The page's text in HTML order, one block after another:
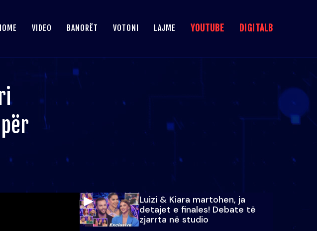
VIDEO BANORËT VOTONI LAJME YOUTUBE DIGITALB
Luizi & Kiara martohen, ja
detajet e finales! Debate të
zjarrta në studio